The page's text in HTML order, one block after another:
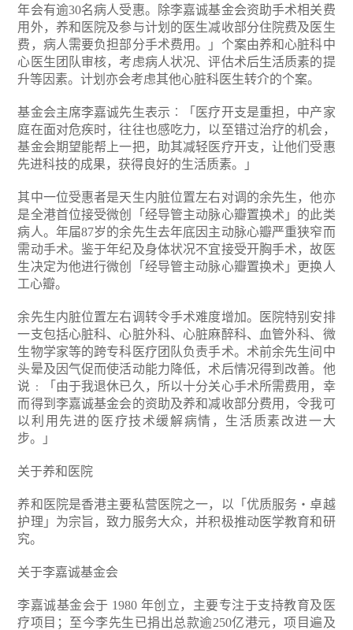
年会有逾30名病人受惠。除李嘉诚基金会资助手术相关费
用外，养和医院及参与计划的医生减收部分住院费及医生
费，病人需要负担部分手术费用。」个案由养和心脏科中
心医生团队审核，考虑病人状况、评估术后生活质素的提
升等因素。计划亦会考虑其他心脏科医生转介的个案。
基金会主席李嘉诚先生表示︰「医疗开支是重担，中产家
庭在面对危疾时，往往也感吃力，以至错过治疗的机会，
基金会期望能帮上一把，助其减轻医疗开支，让他们受惠
先进科技的成果，获得良好的生活质素。」
其中一位受惠者是天生内脏位置左右对调的余先生，他亦
是全港首位接受微创「经导管主动脉心瓣置换术」的此类
病人。年届87岁的余先生去年底因主动脉心瓣严重狭窄而
需动手术。鉴于年纪及身体状况不宜接受开胸手术，故医
生决定为他进行微创「经导管主动脉心瓣置换术」更换人
工心瓣。
余先生内脏位置左右调转令手术难度增加。医院特别安排
一支包括心脏科、心脏外科、心脏麻醉科、血管外科、微
生物学家等的跨专科医疗团队负责手术。术前余先生间中
头晕及因气促而使活动能力降低，术后情况得到改善。他
说﹕「由于我退休已久，所以十分关心手术所需费用，幸
而得到李嘉诚基金会的资助及养和减收部分费用，令我可
以利用先进的医疗技术缓解病情，生活质素改进一大
步。」
关于养和医院
养和医院是香港主要私营医院之一，以「优质服务‧卓越
护理」为宗旨，致力服务大众，并积极推动医学教育和研
究。
关于李嘉诚基金会
李嘉诚基金会于 1980 年创立，主要专注于支持教育及医
疗项目；至今李先生已捐出总款逾250亿港元，项目遍及